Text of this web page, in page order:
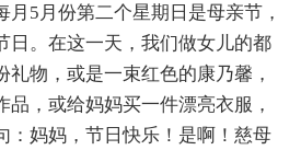
5月份第二个星期日是母亲节，
日。在这一天，我们做女儿的都
礼物，或是一束红色的康乃馨，
品，或给妈妈买一件漂亮衣服，
：妈妈，节日快乐！是啊！慈母